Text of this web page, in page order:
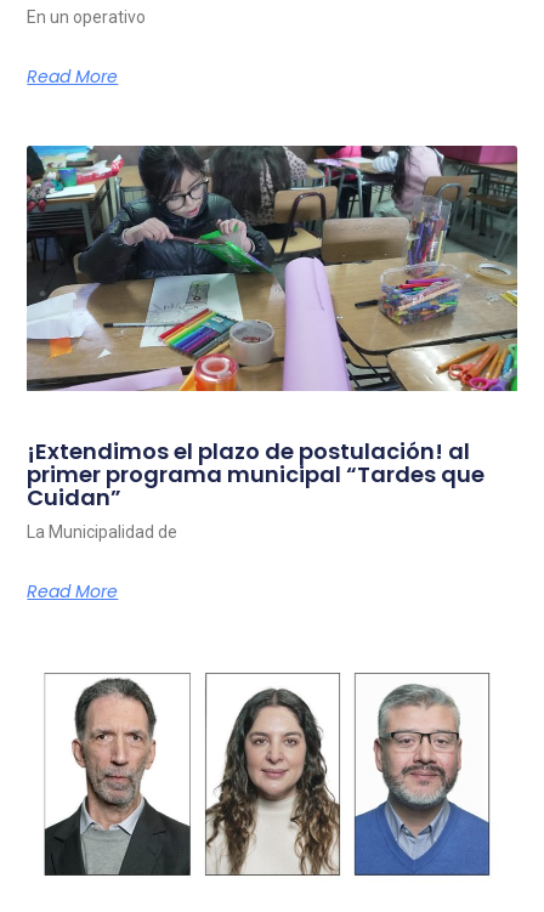
En un operativo
Read More
¡Extendimos el plazo de postulación! al
primer programa municipal “Tardes que
Cuidan”
La Municipalidad de
Read More